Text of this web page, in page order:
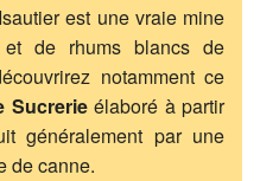
est une vraie mine
de rhums blancs de
notamment ce
Sucrerieélaboré à partir
généralement par une
de canne.